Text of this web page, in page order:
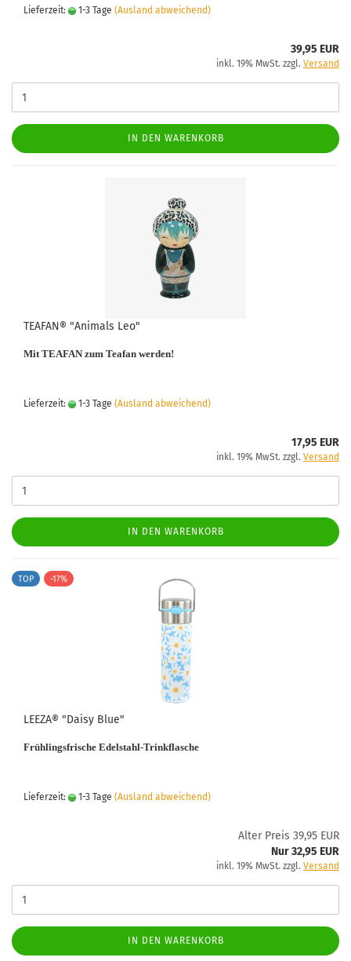
Lieferzeit: 1-3 Tage (Ausland abweichend)
39,95 EUR
inkl. 19% MwSt. zzgl. Versand
IN DEN WARENKORB
TEAFAN® "Animals Leo"
Mit TEAFAN zum Teafan werden!
Lieferzeit: 1-3 Tage (Ausland abweichend)
17,95 EUR
inkl. 19% MwSt. zzgl. Versand
IN DEN WARENKORB
TOP -17%
LEEZA® "Daisy Blue"
Frühlingsfrische Edelstahl-Trinkflasche
Lieferzeit: 1-3 Tage (Ausland abweichend)
Alter Preis 39,95 EUR
Nur 32,95 EUR
inkl. 19% MwSt. zzgl. Versand
IN DEN WARENKORB